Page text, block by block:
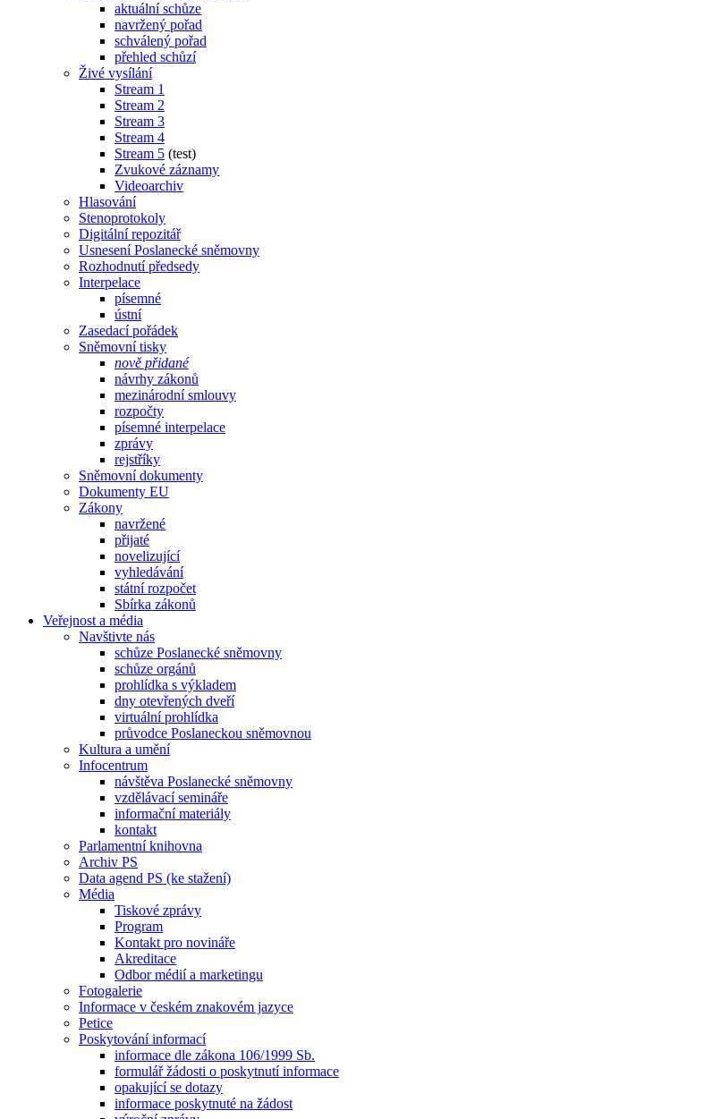
aktuální schůze
navržený pořad
schválený pořad
přehled schůzí
Živé vysílání
Stream 1
Stream 2
Stream 3
Stream 4
Stream 5 (test)
Zvukové záznamy
Videoarchiv
Hlasování
Stenoprotokoly
Digitální repozitář
Usnesení Poslanecké sněmovny
Rozhodnutí předsedy
Interpelace
písemné
ústní
Zasedací pořádek
Sněmovní tisky
nově přidané
návrhy zákonů
mezinárodní smlouvy
rozpočty
písemné interpelace
zprávy
rejstříky
Sněmovní dokumenty
Dokumenty EU
Zákony
navržené
přijaté
novelizující
vyhledávání
státní rozpočet
Sbírka zákonů
Veřejnost a média
Navštivte nás
schůze Poslanecké sněmovny
schůze orgánů
prohlídka s výkladem
dny otevřených dveří
virtuální prohlídka
průvodce Poslaneckou sněmovnou
Kultura a umění
Infocentrum
návštěva Poslanecké sněmovny
vzdělávací semináře
informační materiály
kontakt
Parlamentní knihovna
Archiv PS
Data agend PS (ke stažení)
Média
Tiskové zprávy
Program
Kontakt pro novináře
Akreditace
Odbor médií a marketingu
Fotogalerie
Informace v českém znakovém jazyce
Petice
Poskytování informací
informace dle zákona 106/1999 Sb.
formulář žádosti o poskytnutí informace
opakující se dotazy
informace poskytnuté na žádost